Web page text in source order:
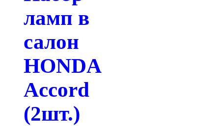
ламп в
салон
HONDA
Accord
(2шт.)